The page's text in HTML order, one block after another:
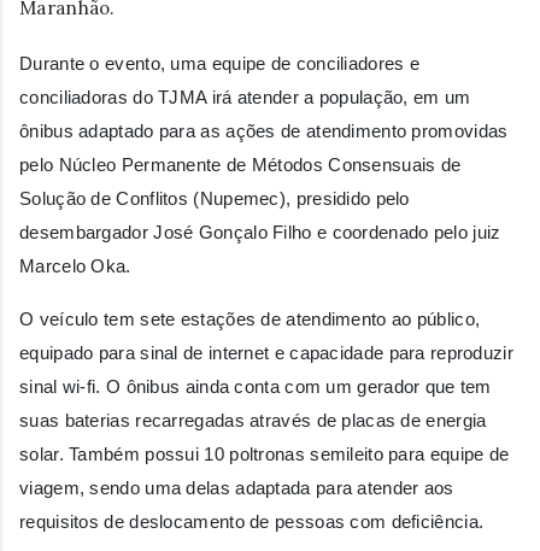
Maranhão.
Durante o evento, uma equipe de conciliadores e
conciliadoras do TJMA irá atender a população, em um
ônibus adaptado para as ações de atendimento promovidas
pelo Núcleo Permanente de Métodos Consensuais de
Solução de Conflitos (Nupemec), presidido pelo
desembargador José Gonçalo Filho e coordenado pelo juiz
Marcelo Oka.
O veículo tem sete estações de atendimento ao público,
equipado para sinal de internet e capacidade para reproduzir
sinal wi-fi. O ônibus ainda conta com um gerador que tem
suas baterias recarregadas através de placas de energia
solar. Também possui 10 poltronas semileito para equipe de
viagem, sendo uma delas adaptada para atender aos
requisitos de deslocamento de pessoas com deficiência.